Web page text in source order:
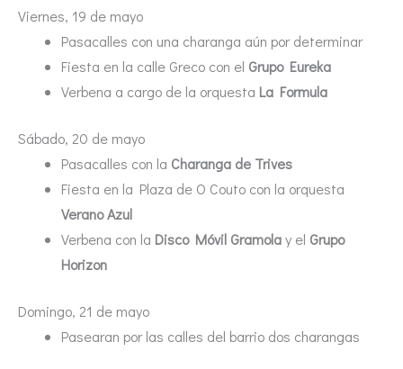
Viernes, 19 de mayo
Pasacalles con una charanga aún por determinar
Fiesta en la calle Greco con el Grupo Eureka
Verbena a cargo de la orquesta La Formula
Sábado, 20 de mayo
Pasacalles con la Charanga de Trives
Fiesta en la Plaza de O Couto con la orquesta
Verano Azul
Verbena con la Disco Móvil Gramolay el Grupo
Horizon
Domingo, 21 de mayo
Pasearan por las calles del barrio dos charangas